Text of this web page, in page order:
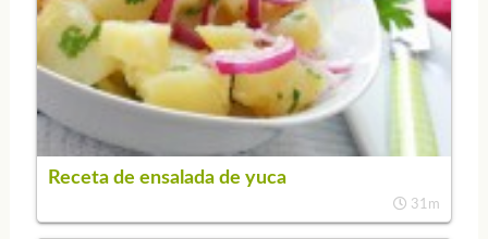
Receta de ensalada de yuca
31m